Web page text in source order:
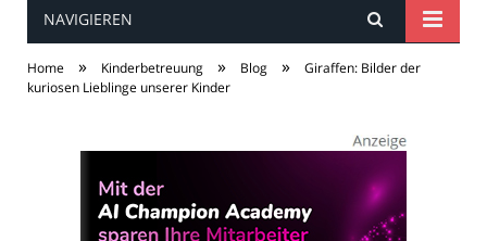
Kinderbetreuung
NAVIGIEREN
Home » Kinderbetreuung » Blog »
Giraffen: Bilder der
kuriosen Lieblinge unserer Kinder